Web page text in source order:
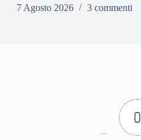
7 Agosto 2026
3 commenti
0